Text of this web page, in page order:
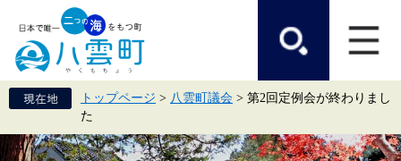
頭
で
飛
ば
て
本
トップページ > 八雲町議会 > 第2回定例会が終わりまし
た